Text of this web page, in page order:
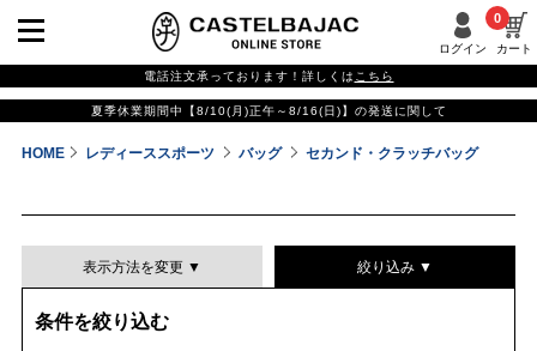
ログイン カート
0
電話注文承っております！詳しくは こちら
夏季休業期間中【8/10(月)正午～8/16(日)】の発送に関して
HOME レディーススポーツ バッグ セカンド・クラッチバッグ
表示方法を変更 ▼ 絞り込み ▼
条件を絞り込む